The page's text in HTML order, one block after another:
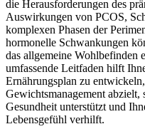
die Herausforderungen des
Auswirkungen von PCOS,
komplexen Phasen der
hormonelle Schwankungen
das allgemeine Wohlbefinden
umfassende Leitfaden hilft
Ernährungsplan zu
Gewichtsmanagement
Gesundheit unterstützt und
Lebensgefühl verhilft.